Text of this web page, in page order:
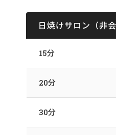
日焼けサロン（非
15分
20分
30分